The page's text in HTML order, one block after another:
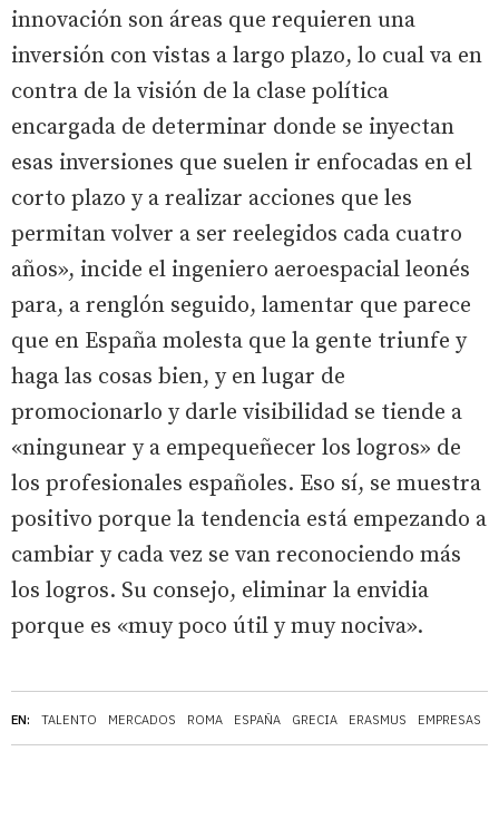
EN: TALENTO MERCADOS ROMA ESPAÑA GRECIA ERASMUS EMPRESAS
innovación son áreas que requieren una
inversión con vistas a largo plazo, lo cual va en
contra de la visión de la clase política
encargada de determinar donde se inyectan
esas inversiones que suelen ir enfocadas en el
corto plazo y a realizar acciones que les
permitan volver a ser reelegidos cada cuatro
años», incide el ingeniero aeroespacial leonés
para, a renglón seguido, lamentar que parece
que en España molesta que la gente triunfe y
haga las cosas bien, y en lugar de
promocionarlo y darle visibilidad se tiende a
«ningunear y a empequeñecer los logros» de
los profesionales españoles. Eso sí, se muestra
positivo porque la tendencia está empezando a
cambiar y cada vez se van reconociendo más
los logros. Su consejo, eliminar la envidia
porque es «muy poco útil y muy nociva».